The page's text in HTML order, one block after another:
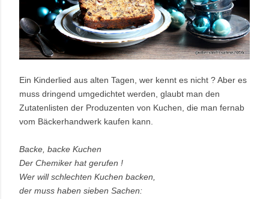
Ein Kinderlied aus alten Tagen, wer kennt es nicht ? Aber es
muss dringend umgedichtet werden, glaubt man den
Zutatenlisten der Produzenten von Kuchen, die man fernab
vom Bäckerhandwerk kaufen kann.
Backe, backe Kuchen
Der Chemiker hat gerufen !
Wer will schlechten Kuchen backen,
der muss haben sieben Sachen: